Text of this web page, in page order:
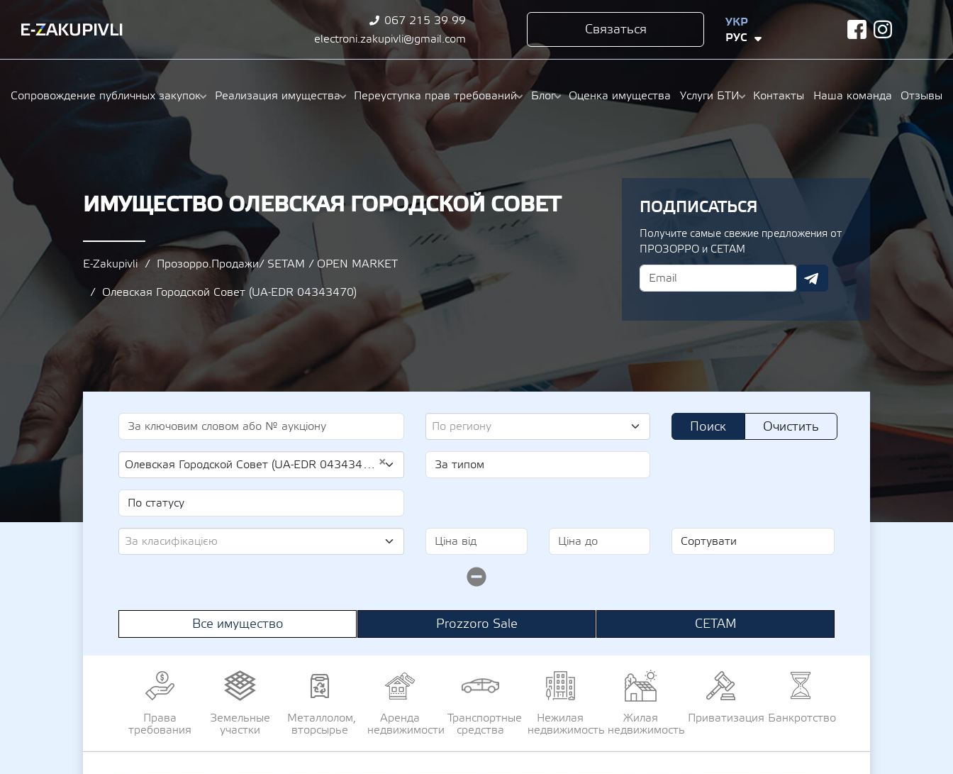
067 215 39 99
electroni.zakupivli@gmail.com
Связаться
УКР
РУС
facebookinstagram
Сопровождение публичных закупок Реализация имущества Переуступка прав требований Блог Оценка имущества Услуги БТИ Контакты Наша команда Отзывы
ИМУЩЕСТВО ОЛЕВСКАЯ ГОРОДСКОЙ СОВЕТ
E-Zakupivli
Прозорро.Продажи/ SETAM / OPEN MARKET
Олевская Городской Совет (UA-EDR 04343470)
ПОДПИСАТЬСЯ
Получите самые свежие предложения от
ПРОЗОРРО и СЕТАМ
По региону Поиск Очистить
×
Олевская Городской Совет (UA-EDR 04343470)
За класифікацією
Все имущество Prozzoro Sale СЕТАМ
Права
требования
Земельные
участки
Металлолом,
вторсырье
Аренда
недвижимости
Транспортные
средства
Нежилая
недвижимость
Жилая
недвижимость
Приватизация Банкротство